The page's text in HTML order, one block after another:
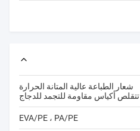
شعار الطباعة عالية المتانة الحرارة
تتقلص أكياس مقاومة للتجمد للدجاج
EVA/PE ، PA/PE